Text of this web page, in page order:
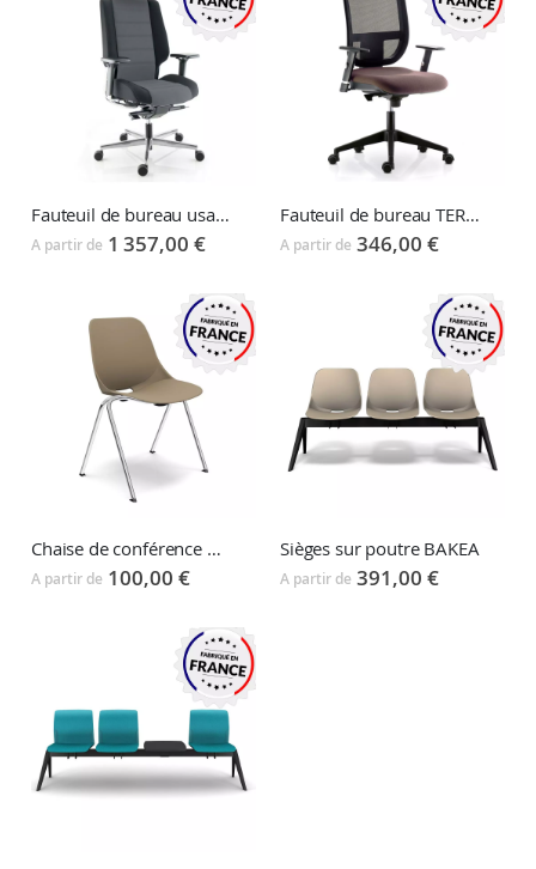
Fauteuil de bureau usage intensif 24h AZKAR
A partir de 1 357,00 €
Fauteuil de bureau TERTIO
A partir de 346,00 €
Chaise de conférence BAKEA
A partir de 100,00 €
Sièges sur poutre BAKEA
A partir de 391,00 €